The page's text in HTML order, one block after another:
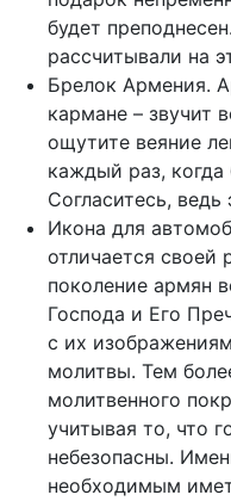
будет
рассчитывали на
Брелок Армения.
кармане – звучит
ощутите веяние
каждый раз, когда
Согласитесь, ведь
Икона для
отличается своей
поколение армян
Господа и Его
с их
молитвы. Тем
молитвенного
учитывая то, что
небезопасны.
необходимым